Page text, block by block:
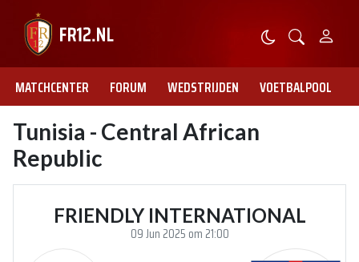
MATCHCENTER FORUM WEDSTRIJDEN VOETBALPOOL
Tunisia - Central African
Republic
FRIENDLY INTERNATIONAL
09 Jun 2025 om 21:00